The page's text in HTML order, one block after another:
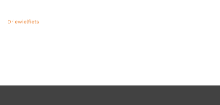
Driewielfiets